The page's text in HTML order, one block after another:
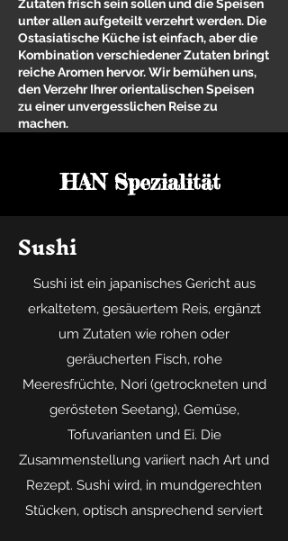
Zutaten frisch sein sollen und die Speisen
unter allen aufgeteilt verzehrt werden. Die
Ostasiatische Küche ist einfach, aber die
Kombination verschiedener Zutaten bringt
reiche Aromen hervor. Wir bemühen uns,
den Verzehr Ihrer orientalischen Speisen
zu einer unvergesslichen Reise zu
machen.
HAN Spezialität
Sushi
Sushi ist ein japanisches Gericht aus
erkaltetem, gesäuertem Reis, ergänzt
um Zutaten wie rohen oder
geräucherten Fisch, rohe
Meeresfrüchte, Nori (getrockneten und
gerösteten Seetang), Gemüse,
Tofuvarianten und Ei. Die
Zusammenstellung variiert nach Art und
Rezept. Sushi wird, in mundgerechten
Stücken, optisch ansprechend serviert